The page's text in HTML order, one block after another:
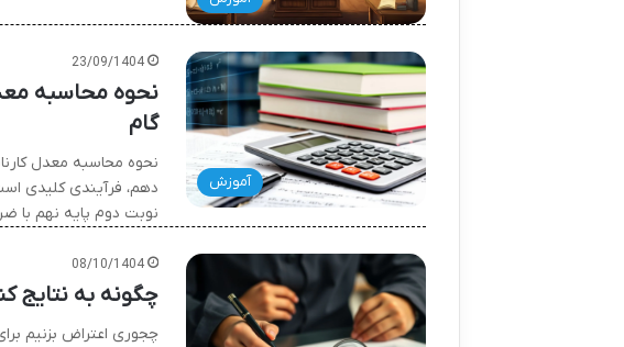
آموزش
23/09/1404
نحوه محاسبه
گام
نحوه محاسبه معدل
دهم، فرآیندی کلیدی
نوبت دوم پایه نهم با
08/10/1404
چگونه به نتایج
چجوری اعتراض بزنیم